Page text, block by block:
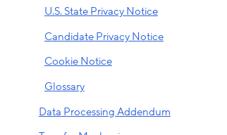
U.S. State Privacy Notice
Candidate Privacy Notice
Cookie Notice
Glossary
Data Processing Addendum